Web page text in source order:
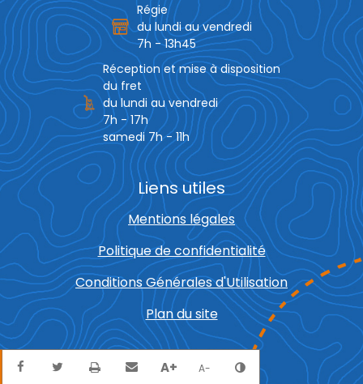
Partager sur Facebook
Partager sur Twitter
ImprimerEnvoyer par mail
A+ Agrandir le texte
A- Réduire le texte
Changer le
Régie
du lundi au vendredi
7h - 13h45
Réception et mise à disposition
du fret
du lundi au vendredi
7h - 17h
samedi 7h - 11h
Liens utiles
Mentions légales
Politique de confidentialité
Conditions Générales d'Utilisation
Plan du site